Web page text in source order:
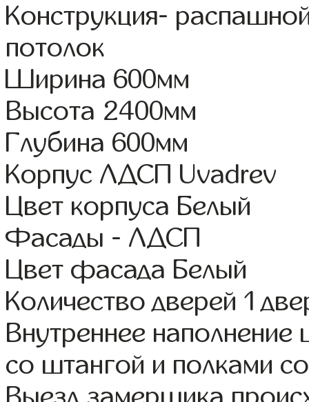
Конструкция-
потолок
Ширина 600мм
Высота 2400мм
Глубина 600мм
Корпус ЛДСП Uvadrev
Цвет корпуса Белый
Фасады - ЛДСП
Цвет фасада Белый
Количество дверей 1
Внутреннее
со штангой и полками